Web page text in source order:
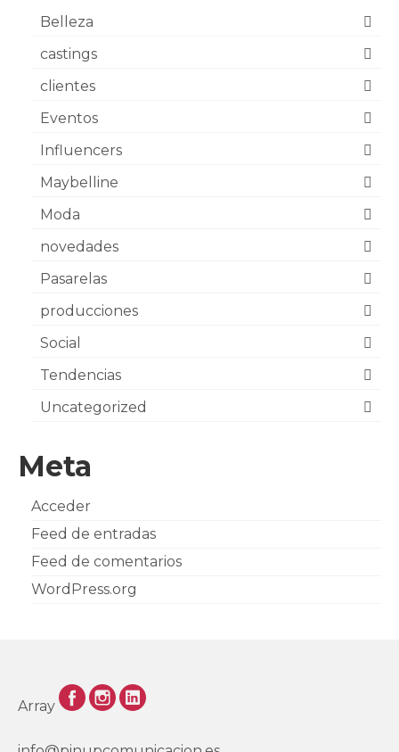
Belleza
castings
clientes
Eventos
Influencers
Maybelline
Moda
novedades
Pasarelas
producciones
Social
Tendencias
Uncategorized
Meta
Acceder
Feed de entradas
Feed de comentarios
WordPress.org
Array